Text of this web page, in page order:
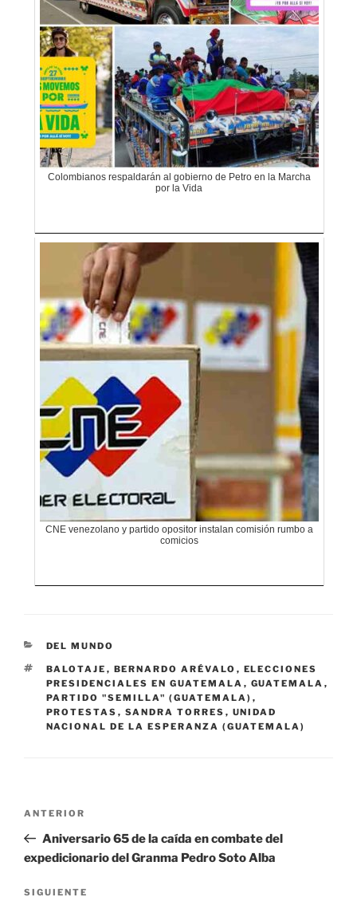
Colombianos respaldarán al gobierno de Petro en la Marcha
por la Vida
CNE venezolano y partido opositor instalan comisión rumbo a
comicios
CATEGORÍAS
DEL MUNDO
ETIQUETAS
BALOTAJE , BERNARDO ARÉVALO , ELECCIONES
PRESIDENCIALES EN GUATEMALA , GUATEMALA ,
PARTIDO "SEMILLA" (GUATEMALA) ,
PROTESTAS , SANDRA TORRES , UNIDAD
NACIONAL DE LA ESPERANZA (GUATEMALA)
entradas
Entrada
anterior:
ANTERIOR
Aniversario 65 de la caída en combate del
expedicionario del Granma Pedro Soto Alba
Siguiente
SIGUIENTE